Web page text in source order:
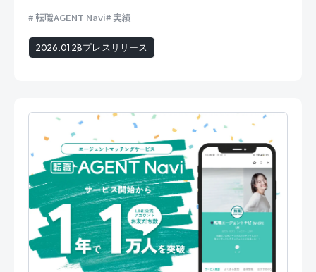
転職AGENT Navi 実績
2026.01.28プレスリリース